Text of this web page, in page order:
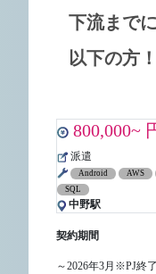
下流まで
以下の方
800,000~
派遣
Android AWS
SQL
中野駅
契約期間
～2026年3月※PJ終